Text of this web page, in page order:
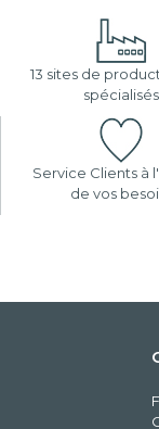
13 sites de
spécialisés
Service Clients à
de vos